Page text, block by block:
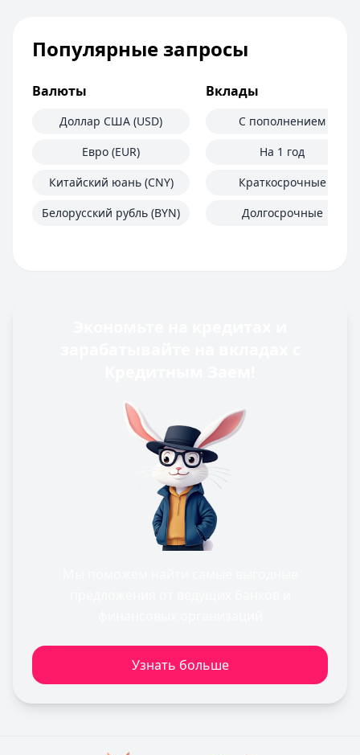
Популярные запросы
Валюты
Доллар США (USD)
Евро (EUR)
Китайский юань (CNY)
Белорусский рубль (BYN)
Вклады
С пополнением
На 1 год
Краткосрочные
Долгосрочные
Узнать больше